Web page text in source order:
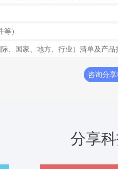
）
、国家、地方、行业）清单及产品
咨询分
分享